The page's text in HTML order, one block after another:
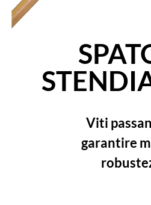
Viti
garantire